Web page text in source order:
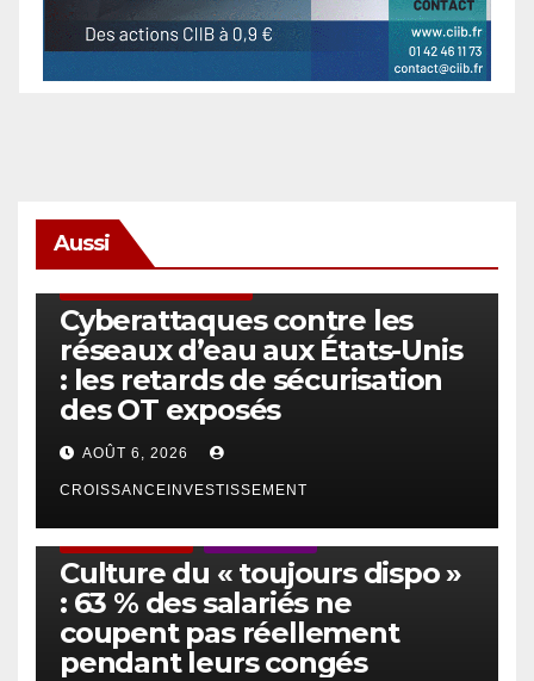
Aussi
Cyberattaques contre les
réseaux d’eau aux États-Unis
: les retards de sécurisation
des OT exposés
AOÛT 6, 2026
CROISSANCEINVESTISSEMENT
Culture du « toujours dispo »
: 63 % des salariés ne
coupent pas réellement
pendant leurs congés